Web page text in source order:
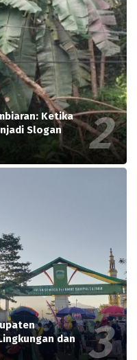
Ketika
Slogan
dan